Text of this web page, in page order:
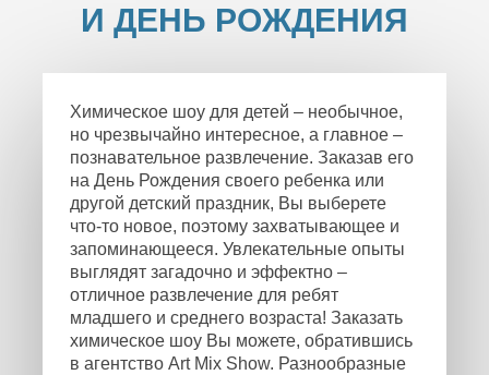
И ДЕНЬ РОЖДЕНИЯ
Химическое шоу для детей – необычное,
но чрезвычайно интересное, а главное –
познавательное развлечение. Заказав его
на День Рождения своего ребенка или
другой детский праздник, Вы выберете
что-то новое, поэтому захватывающее и
запоминающееся. Увлекательные опыты
выглядят загадочно и эффектно –
отличное развлечение для ребят
младшего и среднего возраста! Заказать
химическое шоу Вы можете, обратившись
в агентство Art Mix Show. Разнообразные